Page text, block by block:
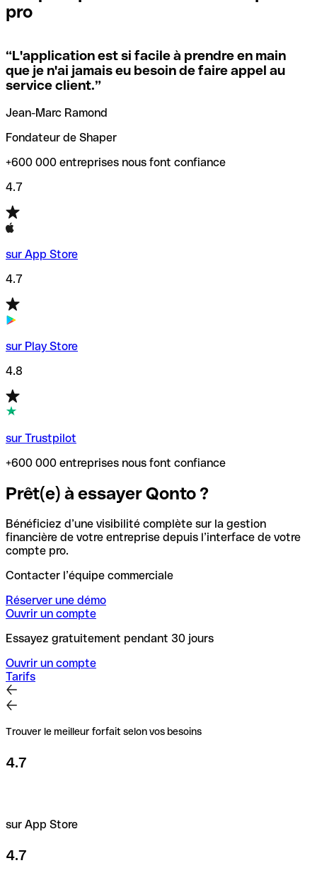
locales.
Si vous n'êtes pas sûr du code SWIFT que vous devriez
utiliser, nous avons développé un outil de recherche de
codes SWIFT par nom de banque.
vérification/recherche de codes SWIFT. Ainsi, vous pouvez
trouver et vérifier vos codes SWIFT avant de réaliser vos
transferts d’argent.
pro
“L'application est si facile à prendre en main
que je n'ai jamais eu besoin de faire appel au
service client.”
Jean-Marc Ramond
Fondateur de Shaper
+600 000 entreprises nous font confiance
4.7
sur App Store
4.7
sur Play Store
4.8
sur Trustpilot
+600 000 entreprises nous font confiance
Prêt(e) à essayer Qonto ?
Bénéficiez d’une visibilité complète sur la gestion
financière de votre entreprise depuis l’interface de votre
compte pro.
Contacter l’équipe commerciale
Réserver une démo
Ouvrir un compte
Essayez gratuitement pendant 30 jours
Ouvrir un compte
Tarifs
Trouver le meilleur forfait selon vos besoins
4.7
sur App Store
4.7